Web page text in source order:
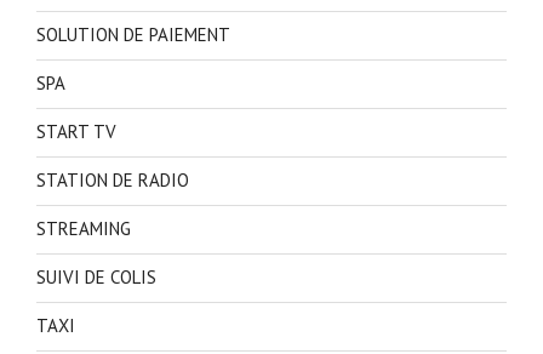
SOLUTION DE PAIEMENT
SPA
START TV
STATION DE RADIO
STREAMING
SUIVI DE COLIS
TAXI